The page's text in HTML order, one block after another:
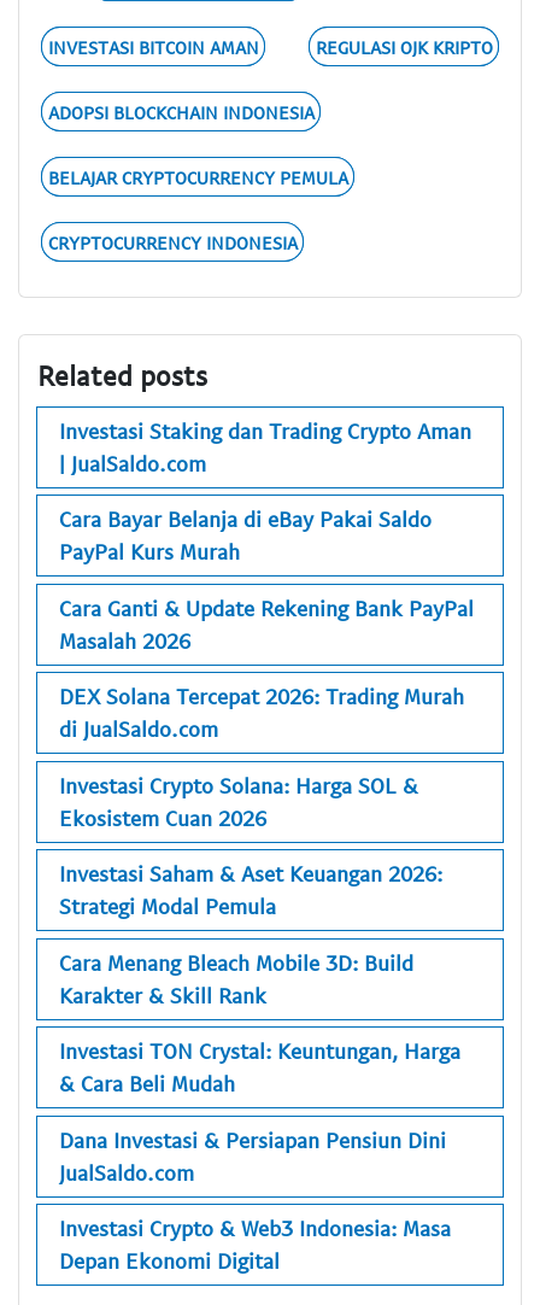
INVESTASI BITCOIN AMAN REGULASI OJK KRIPTO
ADOPSI BLOCKCHAIN INDONESIA
BELAJAR CRYPTOCURRENCY PEMULA
CRYPTOCURRENCY INDONESIA
Related posts
Investasi Staking dan Trading Crypto Aman
| JualSaldo.com
Cara Bayar Belanja di eBay Pakai Saldo
PayPal Kurs Murah
Cara Ganti & Update Rekening Bank PayPal
Masalah 2026
DEX Solana Tercepat 2026: Trading Murah
di JualSaldo.com
Investasi Crypto Solana: Harga SOL &
Ekosistem Cuan 2026
Investasi Saham & Aset Keuangan 2026:
Strategi Modal Pemula
Cara Menang Bleach Mobile 3D: Build
Karakter & Skill Rank
Investasi TON Crystal: Keuntungan, Harga
& Cara Beli Mudah
Dana Investasi & Persiapan Pensiun Dini
JualSaldo.com
Investasi Crypto & Web3 Indonesia: Masa
Depan Ekonomi Digital